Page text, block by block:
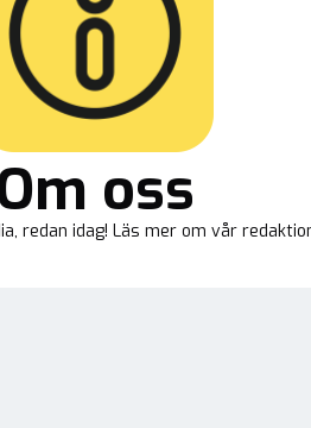
oss
redan idag! Läs mer om vår